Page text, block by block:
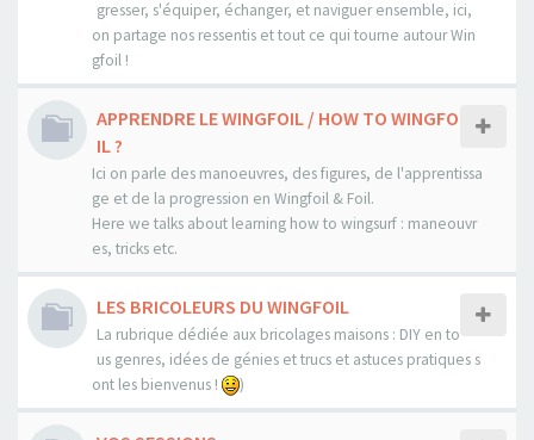
gresser, s'équiper, échanger, et naviguer ensemble, ici,
on partage nos ressentis et tout ce qui tourne autour Win
gfoil !
APPRENDRE LE WINGFOIL / HOW TO WINGFO
IL ?
Ici on parle des manoeuvres, des figures, de l'apprentissa
ge et de la progression en Wingfoil & Foil.
Here we talks about learning how to wingsurf : maneouvr
es, tricks etc.
LES BRICOLEURS DU WINGFOIL
La rubrique dédiée aux bricolages maisons : DIY en to
us genres, idées de génies et trucs et astuces pratiques s
ont les bienvenus !
)